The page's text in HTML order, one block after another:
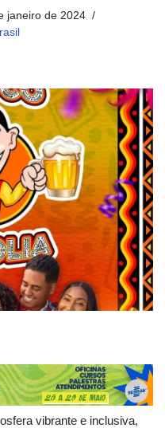
janeiro de 2024
vibrante e inclusiva,